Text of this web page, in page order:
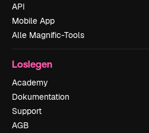
API
Mobile App
Alle Magnific-Tools
Loslegen
Academy
Dokumentation
Support
AGB